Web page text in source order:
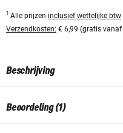
1 Alle prijzen inclusief wettelijke btw
Verzendkosten: € 6,99 (gratis
Beschrijving
Beoordeling (1)